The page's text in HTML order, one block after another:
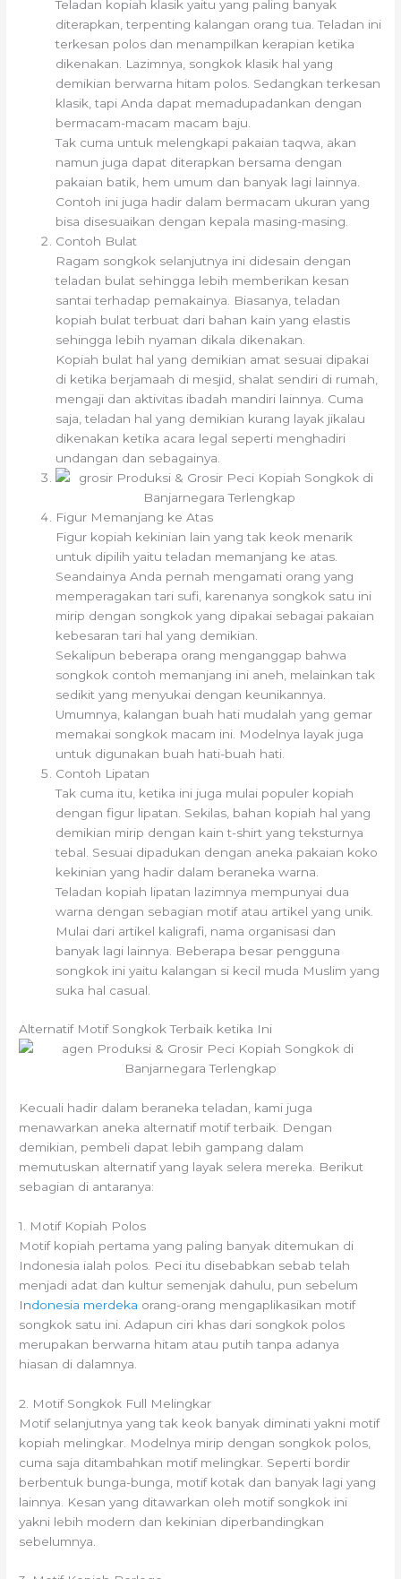
Teladan kopiah klasik yaitu yang paling banyak
diterapkan, terpenting kalangan orang tua. Teladan ini
terkesan polos dan menampilkan kerapian ketika
dikenakan. Lazimnya, songkok klasik hal yang
demikian berwarna hitam polos. Sedangkan terkesan
klasik, tapi Anda dapat memadupadankan dengan
bermacam-macam macam baju.
Tak cuma untuk melengkapi pakaian taqwa, akan
namun juga dapat diterapkan bersama dengan
pakaian batik, hem umum dan banyak lagi lainnya.
Contoh ini juga hadir dalam bermacam ukuran yang
bisa disesuaikan dengan kepala masing-masing.
Contoh Bulat
Ragam songkok selanjutnya ini didesain dengan
teladan bulat sehingga lebih memberikan kesan
santai terhadap pemakainya. Biasanya, teladan
kopiah bulat terbuat dari bahan kain yang elastis
sehingga lebih nyaman dikala dikenakan.
Kopiah bulat hal yang demikian amat sesuai dipakai
di ketika berjamaah di mesjid, shalat sendiri di rumah,
mengaji dan aktivitas ibadah mandiri lainnya. Cuma
saja, teladan hal yang demikian kurang layak jikalau
dikenakan ketika acara legal seperti menghadiri
undangan dan sebagainya.
Figur Memanjang ke Atas
Figur kopiah kekinian lain yang tak keok menarik
untuk dipilih yaitu teladan memanjang ke atas.
Seandainya Anda pernah mengamati orang yang
memperagakan tari sufi, karenanya songkok satu ini
mirip dengan songkok yang dipakai sebagai pakaian
kebesaran tari hal yang demikian.
Sekalipun beberapa orang menganggap bahwa
songkok contoh memanjang ini aneh, melainkan tak
sedikit yang menyukai dengan keunikannya.
Umumnya, kalangan buah hati mudalah yang gemar
memakai songkok macam ini. Modelnya layak juga
untuk digunakan buah hati-buah hati.
Contoh Lipatan
Tak cuma itu, ketika ini juga mulai populer kopiah
dengan figur lipatan. Sekilas, bahan kopiah hal yang
demikian mirip dengan kain t-shirt yang teksturnya
tebal. Sesuai dipadukan dengan aneka pakaian koko
kekinian yang hadir dalam beraneka warna.
Teladan kopiah lipatan lazimnya mempunyai dua
warna dengan sebagian motif atau artikel yang unik.
Mulai dari artikel kaligrafi, nama organisasi dan
banyak lagi lainnya. Beberapa besar pengguna
songkok ini yaitu kalangan si kecil muda Muslim yang
suka hal casual.
Alternatif Motif Songkok Terbaik ketika Ini
Kecuali hadir dalam beraneka teladan, kami juga
menawarkan aneka alternatif motif terbaik. Dengan
demikian, pembeli dapat lebih gampang dalam
memutuskan alternatif yang layak selera mereka. Berikut
sebagian di antaranya:
1. Motif Kopiah Polos
Motif kopiah pertama yang paling banyak ditemukan di
Indonesia ialah polos. Peci itu disebabkan sebab telah
menjadi adat dan kultur semenjak dahulu, pun sebelum
Indonesia merdeka orang-orang mengaplikasikan motif
songkok satu ini. Adapun ciri khas dari songkok polos
merupakan berwarna hitam atau putih tanpa adanya
hiasan di dalamnya.
2. Motif Songkok Full Melingkar
Motif selanjutnya yang tak keok banyak diminati yakni motif
kopiah melingkar. Modelnya mirip dengan songkok polos,
cuma saja ditambahkan motif melingkar. Seperti bordir
berbentuk bunga-bunga, motif kotak dan banyak lagi yang
lainnya. Kesan yang ditawarkan oleh motif songkok ini
yakni lebih modern dan kekinian diperbandingkan
sebelumnya.